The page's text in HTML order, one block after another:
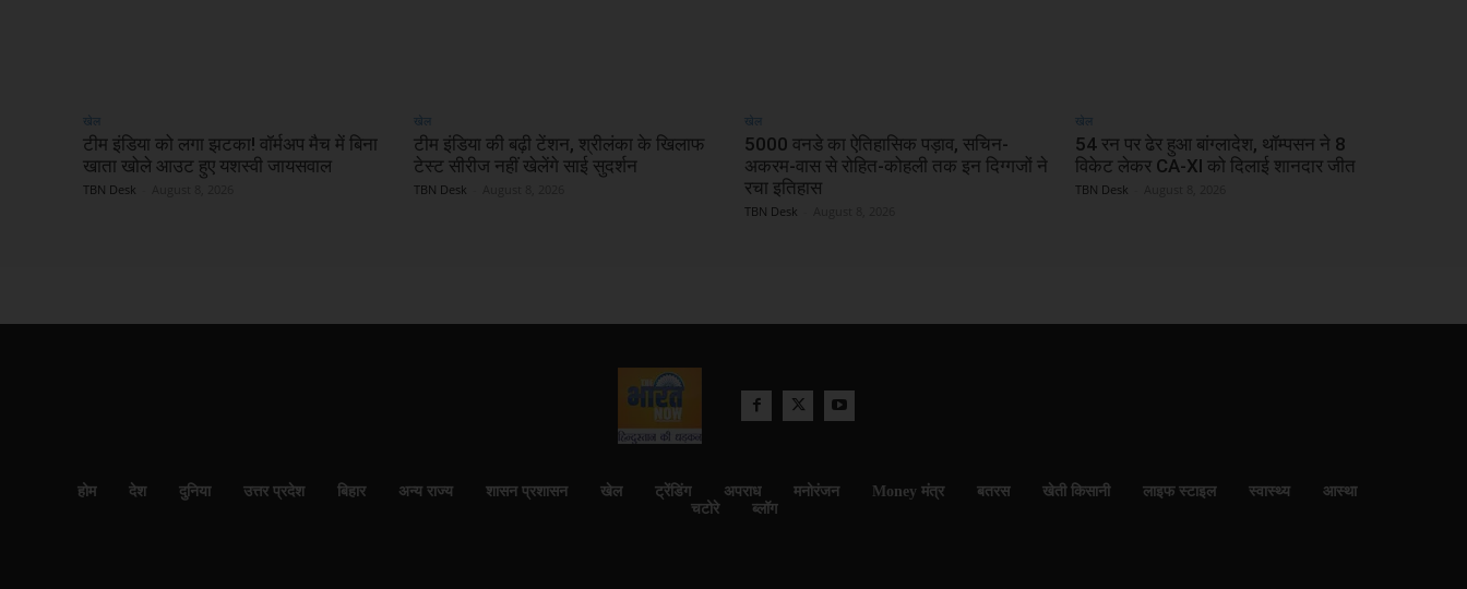
खेल
टीम इंडिया को लगा झटका! वॉर्मअप मैच में बिना
खाता खोले आउट हुए यशस्वी जायसवाल
TBN Desk
खेल
टीम इंडिया की बढ़ी टेंशन, श्रीलंका के खिलाफ
टेस्ट सीरीज नहीं खेलेंगे साई सुदर्शन
TBN Desk
खेल
5000 वनडे का ऐतिहासिक पड़ाव, सचिन-
अकरम-वास से रोहित-कोहली तक इन दिग्गजों ने
रचा इतिहास
TBN Desk
खेल
54 रन पर ढेर हुआ बांग्लादेश, थॉम्पसन ने 8
विकेट लेकर CA-XI को दिलाई शानदार जीत
TBN Desk
होम देश दुनिया उत्तर प्रदेश बिहार अन्य राज्य शासन प्रशासन खेल ट्रेंडिंग अपराध मनोरंजन Money मंत्र बतरस खेती किसानी लाइफ स्टाइल स्वास्थ्य
आस्था
चटोरे
ब्लॉग